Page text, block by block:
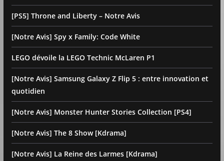
[PS5] Throne and Liberty – Notre Avis
[Notre Avis] Spy x Family: Code White
LEGO dévoile la LEGO Technic McLaren P1
[Notre Avis] Samsung Galaxy Z Flip 5 : entre innovation et
quotidien
[Notre Avis] Monster Hunter Stories Collection [PS4]
[Notre Avis] The 8 Show [Kdrama]
[Notre Avis] La Reine des Larmes [Kdrama]